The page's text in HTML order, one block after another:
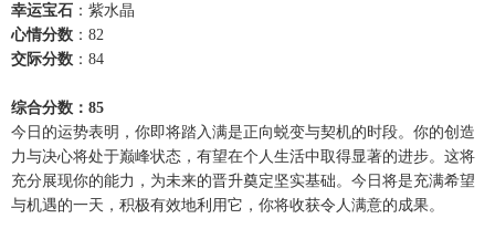
幸运宝石 ：紫水晶
心情分数 ：82
交际分数 ：84
综合分数：85
今日的运势表明，你即将踏入满是正向蜕变与契机的时段。你的创造
力与决心将处于巅峰状态，有望在个人生活中取得显著的进步。这将
充分展现你的能力，为未来的晋升奠定坚实基础。今日将是充满希望
与机遇的一天，积极有效地利用它，你将收获令人满意的成果。